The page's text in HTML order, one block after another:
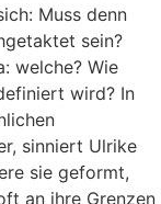
Muss denn
sein?
welche? Wie
wird? In
sinniert Ulrike
sie geformt,
an ihre Grenzen